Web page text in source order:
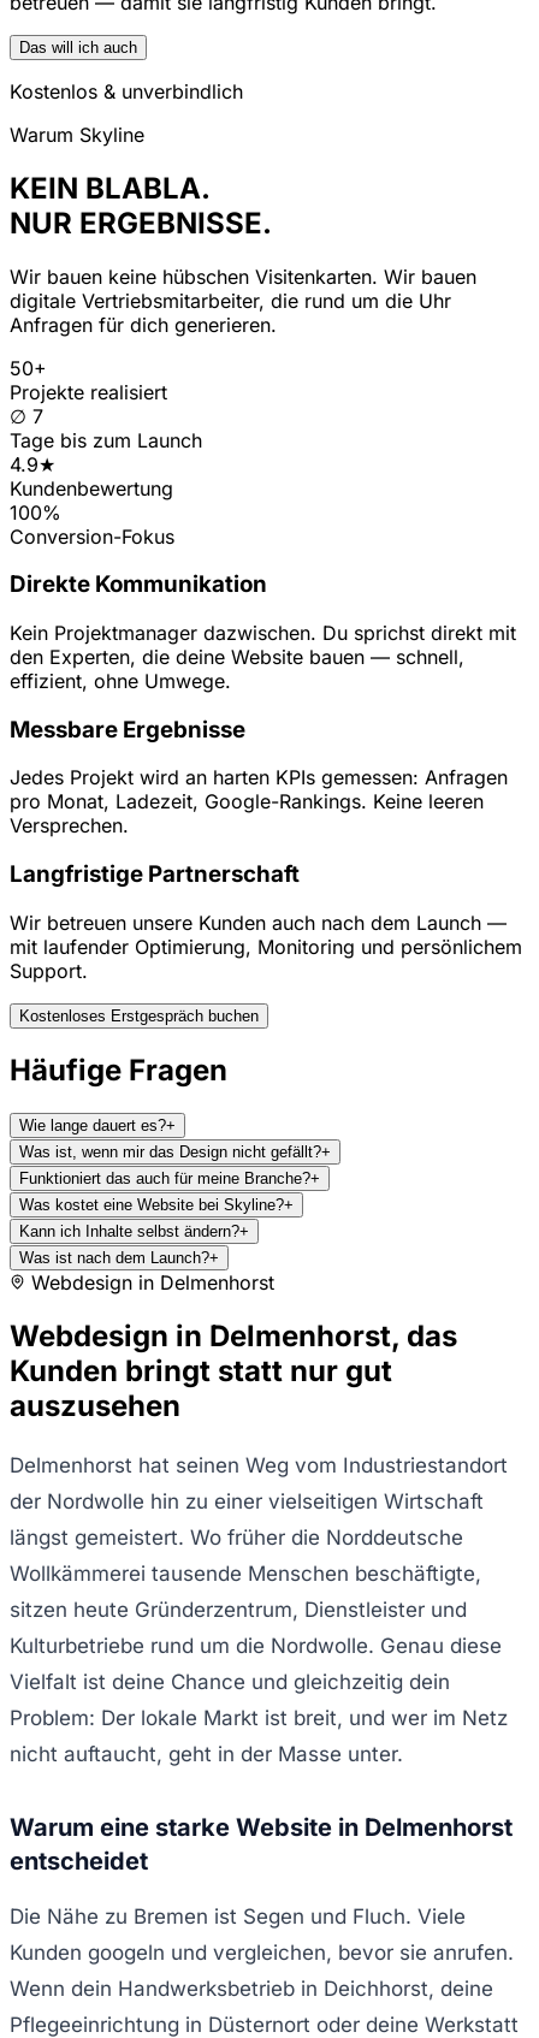
Das will ich auch
Kostenlos & unverbindlich
Warum Skyline
KEIN BLABLA.
NUR ERGEBNISSE.
Wir bauen keine hübschen Visitenkarten. Wir bauen
digitale Vertriebsmitarbeiter, die rund um die Uhr
Anfragen für dich generieren.
50+
Projekte realisiert
∅ 7
Tage bis zum Launch
4.9★
Kundenbewertung
100%
Conversion-Fokus
Direkte Kommunikation
Kein Projektmanager dazwischen. Du sprichst direkt mit
den Experten, die deine Website bauen — schnell,
effizient, ohne Umwege.
Messbare Ergebnisse
Jedes Projekt wird an harten KPIs gemessen: Anfragen
pro Monat, Ladezeit, Google-Rankings. Keine leeren
Versprechen.
Langfristige Partnerschaft
Wir betreuen unsere Kunden auch nach dem Launch —
mit laufender Optimierung, Monitoring und persönlichem
Support.
Kostenloses Erstgespräch buchen
Häufige Fragen
Wie lange dauert es?+
Was ist, wenn mir das Design nicht gefällt?+
Funktioniert das auch für meine Branche?+
Was kostet eine Website bei Skyline?+
Kann ich Inhalte selbst ändern?+
Was ist nach dem Launch?+
Webdesign in Delmenhorst
Webdesign in Delmenhorst, das
Kunden bringt statt nur gut
auszusehen
Delmenhorst hat seinen Weg vom Industriestandort
der Nordwolle hin zu einer vielseitigen Wirtschaft
längst gemeistert. Wo früher die Norddeutsche
Wollkämmerei tausende Menschen beschäftigte,
sitzen heute Gründerzentrum, Dienstleister und
Kulturbetriebe rund um die Nordwolle. Genau diese
Vielfalt ist deine Chance und gleichzeitig dein
Problem: Der lokale Markt ist breit, und wer im Netz
nicht auftaucht, geht in der Masse unter.
Warum eine starke Website in Delmenhorst
entscheidet
Die Nähe zu Bremen ist Segen und Fluch. Viele
Kunden googeln und vergleichen, bevor sie anrufen.
Wenn dein Handwerksbetrieb in Deichhorst, deine
Pflegeeinrichtung in Düsternort oder deine Werkstatt